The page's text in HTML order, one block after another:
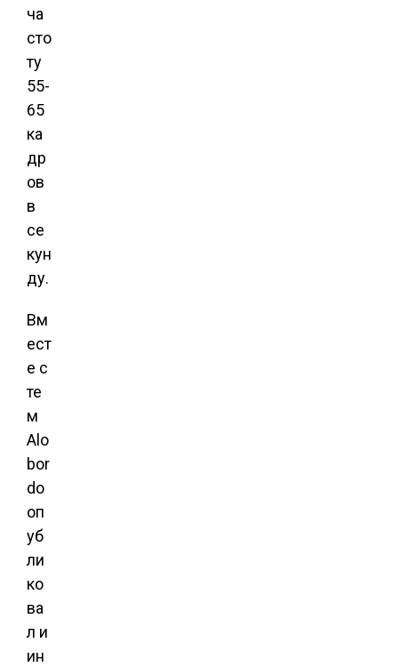
ча
сто
ту
55-
65
ка
др
ов
в
се
кун
ду.
Вм
ест
е с
те
м
Alo
bor
do
оп
уб
ли
ко
ва
л и
ин